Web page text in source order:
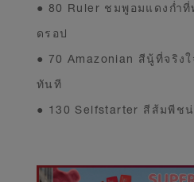
● 80 Ruler ชมพูอมแดงก่ำที่
ดรอป
● 70 Amazonian สีนู้ที่จริง
ทันที
● 130 Selfstarter สีส้มพีช